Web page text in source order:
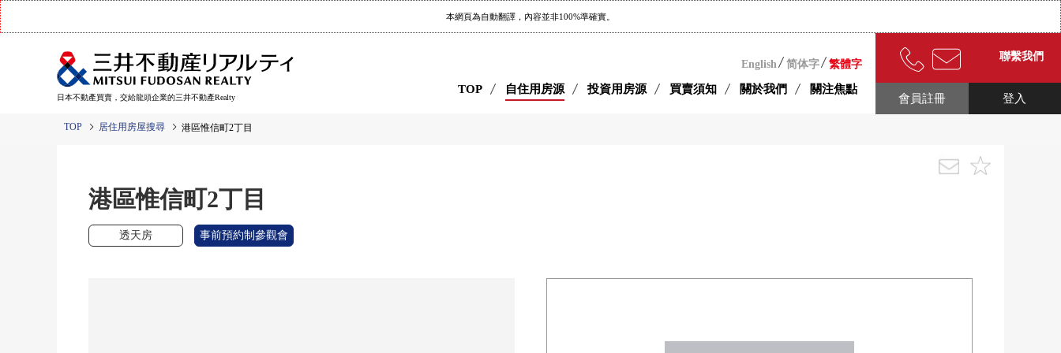
本網頁為自動翻譯，內容並非100%準確實。
日本不動產買賣，交給龍頭企業的三井不動產Realty
English 简体字 繁體字
TOP 自住用房源 投資用房源 買賣須知 關於我們 關注焦點
聯繫我們
登入
會員註冊
TOP 居住用房屋搜尋 港區惟信町2丁目
港區惟信町2丁目
透天房 事前預約制參觀會